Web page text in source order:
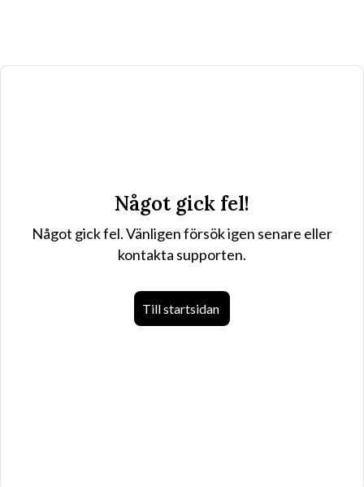
Något gick fel!
Något gick fel. Vänligen försök igen senare eller
kontakta supporten.
Till startsidan